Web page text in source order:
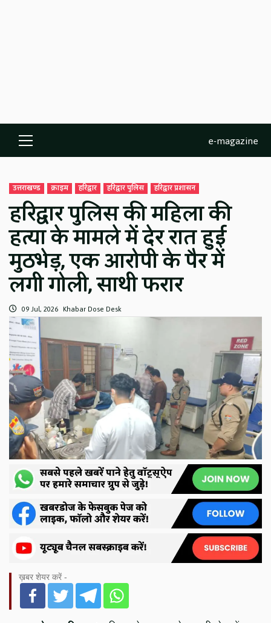
Primary
Menu
e-magazine
उत्तराखण्ड क्राइम हरिद्वार हरिद्वार पुलिस हरिद्वार प्रशासन
हरिद्वार पुलिस की महिला की
हत्या के मामले में देर रात हुई
मुठभेड़, एक आरोपी के पैर में
लगी गोली, साथी फरार
09 Jul, 2026 Khabar Dose Desk
ख़बर शेयर करें -